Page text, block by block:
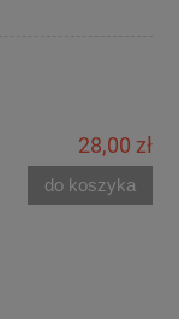
28,00 zł
do koszyka